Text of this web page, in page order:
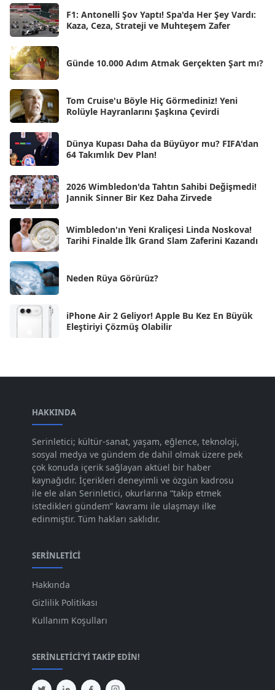
Haz 2025
May 2025 [54]
Nis 2025
Mar 2025
Şub 2025 [57]
Oca 2025
Ara 2024 [25]
Kas 2024
Eki 2024 [46]
Eyl 2024
Ağu 2024 [10]
Tem 2024
Haz 2024 [30]
[59]
Ara 2023 [101]
Kas 2023
Eki 2023 [73]
Eyl 2023 [73]
Ağu 2023 [74]
Tem 2023 [76]
Haz 2023
May 2023
Mar 2023 [79]
Oca 2023 [87]
Ara 2022 [82]
F1: Antonelli Şov Yaptı! Spa'da Her Şey Vardı:
Kaza, Ceza, Strateji ve Muhteşem Zafer
Günde 10.000 Adım Atmak Gerçekten Şart mı?
Tom Cruise'u Böyle Hiç Görmediniz! Yeni
Rolüyle Hayranlarını Şaşkına Çevirdi
Dünya Kupası Daha da Büyüyor mu? FIFA'dan
64 Takımlık Dev Plan!
2026 Wimbledon'da Tahtın Sahibi Değişmedi!
Jannik Sinner Bir Kez Daha Zirvede
Wimbledon'ın Yeni Kraliçesi Linda Noskova!
Tarihi Finalde İlk Grand Slam Zaferini Kazandı
Neden Rüya Görürüz?
iPhone Air 2 Geliyor! Apple Bu Kez En Büyük
Eleştiriyi Çözmüş Olabilir
HAKKINDA
Serinletici; kültür-sanat, yaşam, eğlence, teknoloji,
sosyal medya ve gündem de dahil olmak üzere pek
çok konuda içerik sağlayan aktüel bir haber
kaynağıdır. İçerikleri deneyimli ve özgün kadrosu
ile ele alan Serinletici, okurlarına “takip etmek
istedikleri gündem” kavramı ile ulaşmayı ilke
edinmiştir. Tüm hakları saklıdır.
SERINLETICI
Hakkında
Gizlilik Politikası
Kullanım Koşulları
SERINLETICI'YI TAKIP EDIN!